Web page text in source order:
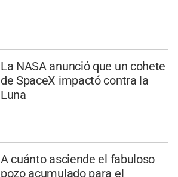
La NASA anunció que un cohete
de SpaceX impactó contra la
Luna
A cuánto asciende el fabuloso
pozo acumulado para el